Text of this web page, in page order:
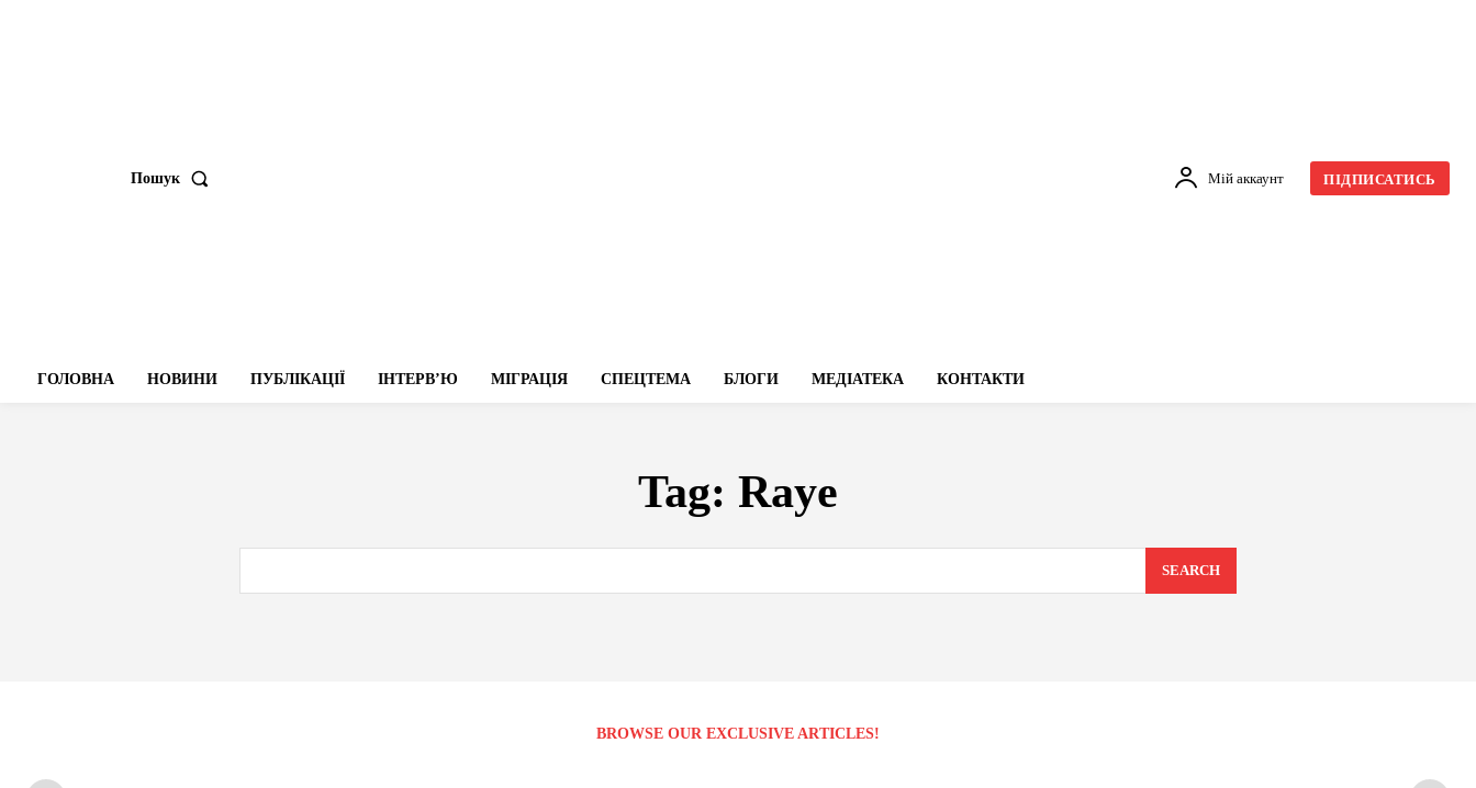
Пошук Мій аккаунт ПІДПИСАТИСЬ
ГОЛОВНА НОВИНИ ПУБЛІКАЦІЇ ІНТЕРВʼЮ МІГРАЦІЯ СПЕЦТЕМА БЛОГИ МЕДІАТЕКА КОНТАКТИ
Tag: Raye
SEARCH
BROWSE OUR EXCLUSIVE ARTICLES!